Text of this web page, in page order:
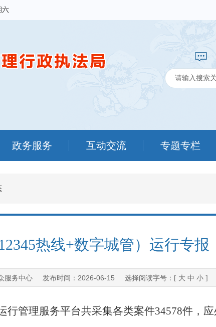
六
政务服务 互动交流 专题专栏
热线+数字城管）运行专报
服务中心发布时间： 2026-06-15 选择阅读字号：[ 大 中 小]
行管理服务平台共采集各类案件34578件，